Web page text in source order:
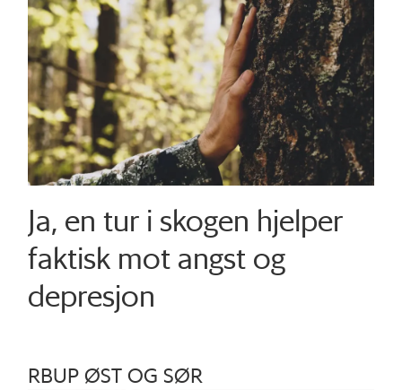
Ja, en tur i skogen hjelper
faktisk mot angst og
depresjon
RBUP ØST OG SØR